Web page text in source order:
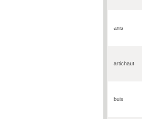
anis
artichaut
buis